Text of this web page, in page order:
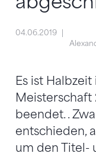
04.06.2019
Es ist
Meisterschaft
beendet. .
entschieden,
um den Titel-